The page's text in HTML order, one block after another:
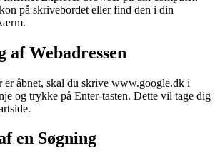
på skrivebordet eller find den i din
af Webadressen
er åbnet, skal du skrive www.google.dk i
og trykke på Enter-tasten. Dette vil tage dig
en Søgning